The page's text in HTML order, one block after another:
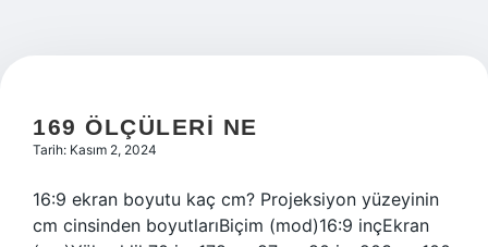
169 ÖLÇÜLERI NE
Tarih: Kasım 2, 2024
16:9 ekran boyutu kaç cm? Projeksiyon yüzeyinin
cm cinsinden boyutlarıBiçim (mod)16:9 inçEkran